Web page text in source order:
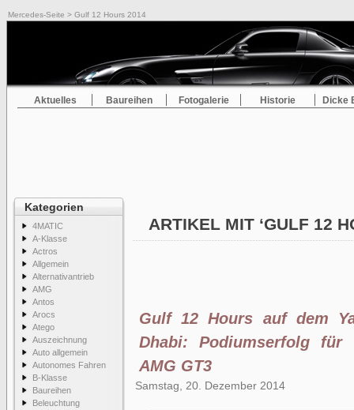
Mercedes-Seite > Gulf 12 Hours 2014
Aktuelles Baureihen Fotogalerie Historie Dicke
Kategorien
4MATIC
A-Klasse
Actros
Allgemein
Alternativantrieb
AMG
Antos
Arocs
Atego
Auszeichnung
Auto allgemein
Autonomes Fahren
B-Klasse
Baureihen
Beleuchtung
ARTIKEL MIT ‘GULF 12
Gulf 12 Hours auf dem
Dhabi: Podiumserfolg für
AMG GT3
Samstag, 20. Dezember 2014